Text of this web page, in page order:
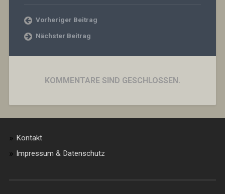
Vorheriger Beitrag
Nächster Beitrag
KOMMENTARE SIND GESCHLOSSEN.
Kontakt
Impressum & Datenschutz